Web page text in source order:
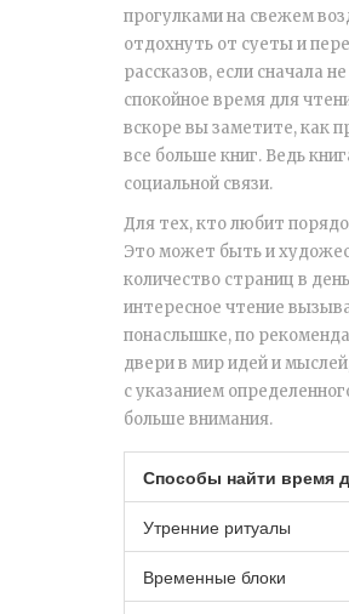
прогулками на свежем
отдохнуть от суеты и
рассказов, если сначала
спокойное время для
вскоре вы заметите, как
все больше книг. Ведь
социальной связи.
Для тех, кто любит
Это может быть и
количество страниц в
интересное чтение
понаслышке, по
двери в мир идей и
с указанием
больше внимания.
Способы найти время
Утренние ритуалы
Временные блоки